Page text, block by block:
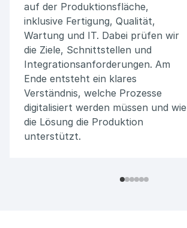
auf der Produktionsfläche,
inklusive Fertigung, Qualität,
Wartung und IT. Dabei prüfen wir
die Ziele, Schnittstellen und
Integrationsanforderungen. Am
Ende entsteht ein klares
Verständnis, welche Prozesse
digitalisiert werden müssen und wie
die Lösung die Produktion
unterstützt.